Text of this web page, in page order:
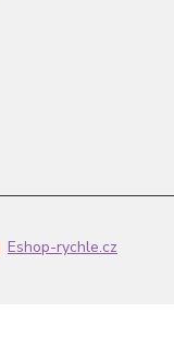
Eshop-rychle.cz